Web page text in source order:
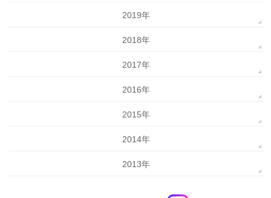
2019年
2018年
2017年
2016年
2015年
2014年
2013年